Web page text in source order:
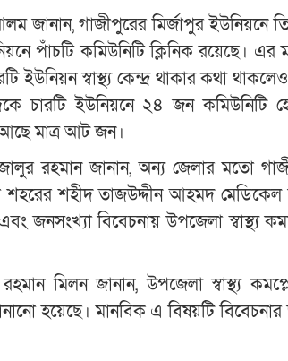
জানান, গাজীপুরের মির্জাপুর ইউনিয়নে
পাঁচটি কমিউনিটি ক্লিনিক রয়েছে। এর
ইউনিয়ন স্বাস্থ্য কেন্দ্র থাকার কথা
চারটি ইউনিয়নে ২৪ জন কমিউনিটি
মাত্র আট জন।
রহমান জানান, অন্য জেলার মতো
শহরের শহীদ তাজউদ্দীন আহমদ
জনসংখ্যা বিবেচনায় উপজেলা স্বাস্থ্য
মিলন জানান, উপজেলা স্বাস্থ্য
হয়েছে। মানবিক এ বিষয়টি বিবেচনার